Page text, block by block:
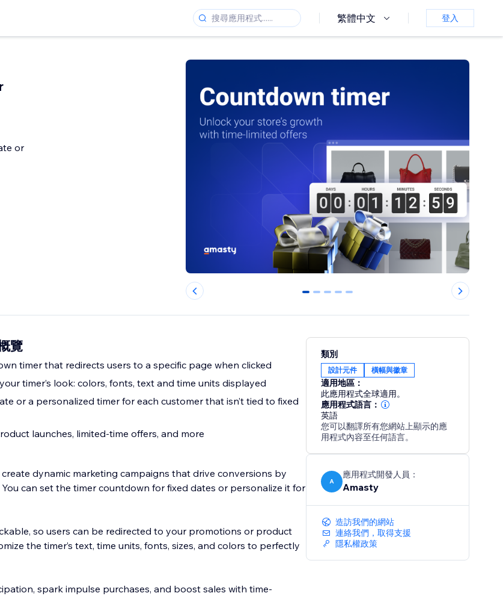
繁體中文 登入
or
0 1 2 3 4
覽
timer that redirects users to a specific page when clicked
timer’s look: colors, fonts, text and time units displayed
or a personalized timer for each customer that isn’t tied to fixed
launches, limited-time offers, and more
dynamic marketing campaigns that drive conversions by
can set the timer countdown for fixed dates or personalize it for
so users can be redirected to your promotions or product
the timer’s text, time units, fonts, sizes, and colors to perfectly
spark impulse purchases, and boost sales with time-
類別
設計元件 橫幅與徽章
適用地區：
此應用程式全球適用。
應用程式語言：
英語
您可以翻譯所有您網站上顯示的應
用程式內容至任何語言。
A
應用程式開發人員：
Amasty
造訪我們的網站
連絡我們，取得支援
隱私權政策